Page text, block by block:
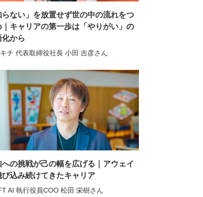
らない」を放置せず世の中の流れをつ
｜キャリアの第一歩は「やりがい」の
化から
チ 代表取締役社長 小田 吉彦さん
への挑戦が己の幅を広げる｜アウェイ
び込み続けてきたキャリア
AI 執行役員COO 松田 栄樹さん